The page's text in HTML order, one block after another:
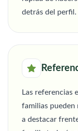
detrás del perfil.
Las referencias
familias
a destacar